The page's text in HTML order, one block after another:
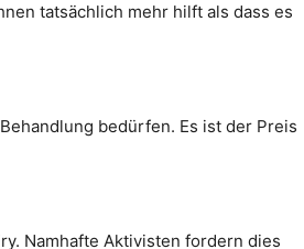
tatsächlich mehr hilft als dass es
bedürfen. Es ist der Preis
Namhafte Aktivisten fordern dies